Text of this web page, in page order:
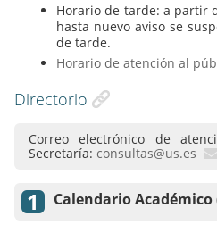
Horario de tarde: a partir
hasta nuevo aviso se
de tarde.
Horario de atención al
Directorio
Correo electrónico de
Secretaría: consultas@us.es
Calendario Académico